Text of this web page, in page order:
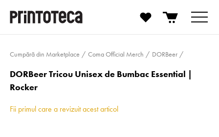
Cumpără din Marketplace Coma Official Merch DORBeer
DORBeer Tricou Unisex de Bumbac Essential |
Rocker
Fii primul care a revizuit acest articol